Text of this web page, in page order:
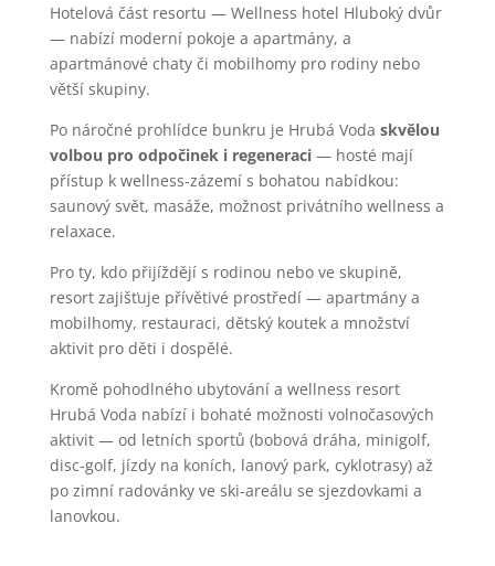
Hotelová část resortu — Wellness hotel Hluboký dvůr
— nabízí moderní pokoje a apartmány, a
apartmánové chaty či mobilhomy pro rodiny nebo
větší skupiny.
Po náročné prohlídce bunkru je Hrubá Voda skvělou
volbou pro odpočinek i regeneraci— hosté mají
přístup k wellness-zázemí s bohatou nabídkou:
saunový svět, masáže, možnost privátního wellness a
relaxace.
Pro ty, kdo přijíždějí s rodinou nebo ve skupině,
resort zajišťuje přívětivé prostředí — apartmány a
mobilhomy, restauraci, dětský koutek a množství
aktivit pro děti i dospělé.
Kromě pohodlného ubytování a wellness resort
Hrubá Voda nabízí i bohaté možnosti volnočasových
aktivit — od letních sportů (bobová dráha, minigolf,
disc-golf, jízdy na koních, lanový park, cyklotrasy) až
po zimní radovánky ve ski-areálu se sjezdovkami a
lanovkou.